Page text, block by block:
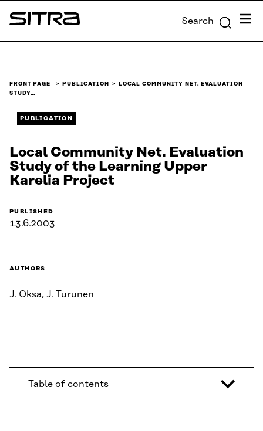
Skip to
content
Sitra Search Menu
FRONT PAGE PUBLICATION
LOCAL COMMUNITY NET. EVALUATION
STUDY…
PUBLICATION
Local Community Net. Evaluation
Study of the Learning Upper
Karelia Project
PUBLISHED
13.6.2003
AUTHORS
J. Oksa, J. Turunen
Table of contents